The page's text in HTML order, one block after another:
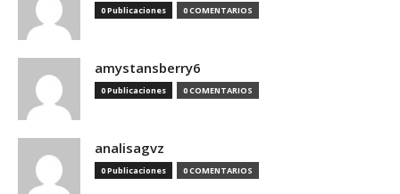
0 Publicaciones 0 COMENTARIOS
amystansberry6
0 Publicaciones 0 COMENTARIOS
analisagvz
0 Publicaciones 0 COMENTARIOS